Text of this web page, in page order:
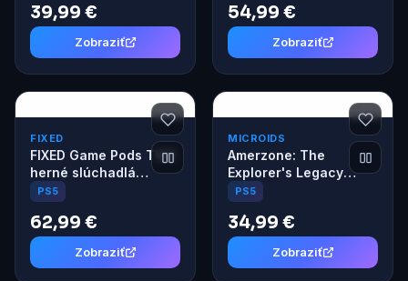
39,99 €
Zobraziť
54,99 €
Zobraziť
FIXED
FIXED Game Pods TWS
herné slúchadlá
(kompatibilné s
PS5/PS4/Nintendo
Switch 1) biela
PS5
62,99 €
Zobraziť
MICROIDS
Amerzone: The
Explorer's Legacy
(PS5)
PS5
34,99 €
Zobraziť